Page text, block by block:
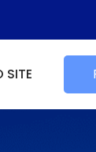
SITE